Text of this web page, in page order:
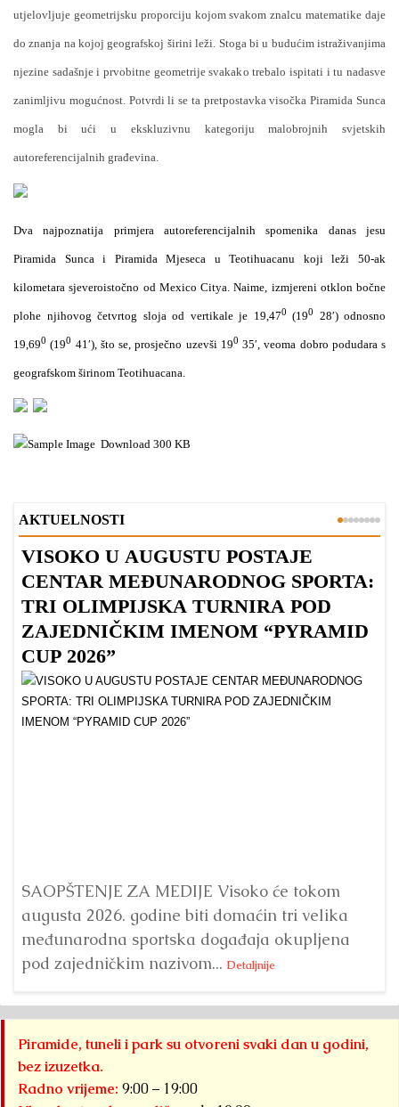
utjelovljuje geometrijsku proporciju kojom svakom znalcu matematike daje
do znanja na kojoj geografskoj širini leži. Stoga bi u budućim istraživanjima
njezine sadašnje i prvobitne geometrije svakako trebalo ispitati i tu nadasve
zanimljivu mogućnost. Potvrdi li se ta pretpostavka visočka Piramida Sunca
mogla bi ući u ekskluzivnu kategoriju malobrojnih svjetskih
autoreferencijalnih građevina.
Dva najpoznatija primjera autoreferencijalnih spomenika danas jesu
Piramida Sunca i Piramida Mjeseca u Teotihuacanu koji leži 50-ak
kilometara sjeveroistočno od Mexico Citya . Naime, izmjereni otklon bočne
plohe njihovog četvrtog sloja od vertikale je 19,470 (190 28′) odnosno
19,690 (190 41′), što se, prosječno uzevši 190 35′, veoma dobro podudara s
geografskom širinom Teotihuacana.
Download 300 KB
AKTUELNOSTI
VISOKO U AUGUSTU POSTAJE
CENTAR MEĐUNARODNOG SPORTA:
TRI OLIMPIJSKA TURNIRA POD
ZAJEDNIČKIM IMENOM “PYRAMID
CUP 2026”
SAOPŠTENJE ZA MEDIJE Visoko će tokom
augusta 2026. godine biti domaćin tri velika
međunarodna sportska događaja okupljena
pod zajedničkim nazivom... Detaljnije
Piramide, tuneli i park su otvoreni svaki dan u godini,
bez izuzetka.
Radno vrijeme: 9:00 – 19:00